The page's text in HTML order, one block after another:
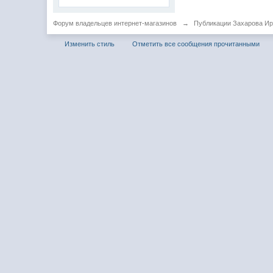
Форум владельцев интернет-магазинов → Публикации Захарова
Изменить стиль Отметить все сообщения прочитанными